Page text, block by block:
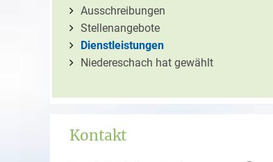
Ausschreibungen
Stellenangebote
Dienstleistungen
Niedereschach hat gewählt
Kontakt